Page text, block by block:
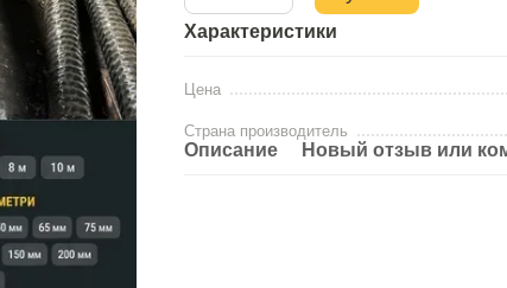
Характеристики
Цена
Страна производитель
Описание Новый отзыв или